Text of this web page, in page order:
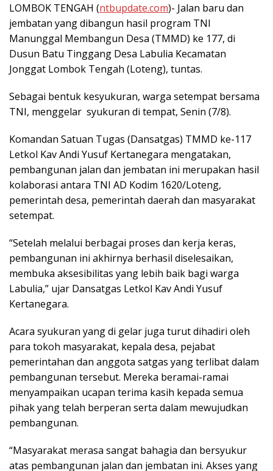
LOMBOK TENGAH (ntbupdate.com)- Jalan baru dan
jembatan yang dibangun hasil program TNI
Manunggal Membangun Desa (TMMD) ke 177, di
Dusun Batu Tinggang Desa Labulia Kecamatan
Jonggat Lombok Tengah (Loteng), tuntas.
Sebagai bentuk kesyukuran, warga setempat bersama
TNI, menggelar syukuran di tempat, Senin (7/8).
Komandan Satuan Tugas (Dansatgas) TMMD ke-117
Letkol Kav Andi Yusuf Kertanegara mengatakan,
pembangunan jalan dan jembatan ini merupakan hasil
kolaborasi antara TNI AD Kodim 1620/Loteng,
pemerintah desa, pemerintah daerah dan masyarakat
setempat.
“Setelah melalui berbagai proses dan kerja keras,
pembangunan ini akhirnya berhasil diselesaikan,
membuka aksesibilitas yang lebih baik bagi warga
Labulia,” ujar Dansatgas Letkol Kav Andi Yusuf
Kertanegara.
Acara syukuran yang di gelar juga turut dihadiri oleh
para tokoh masyarakat, kepala desa, pejabat
pemerintahan dan anggota satgas yang terlibat dalam
pembangunan tersebut. Mereka beramai-ramai
menyampaikan ucapan terima kasih kepada semua
pihak yang telah berperan serta dalam mewujudkan
pembangunan.
“Masyarakat merasa sangat bahagia dan bersyukur
atas pembangunan jalan dan jembatan ini. Akses yang